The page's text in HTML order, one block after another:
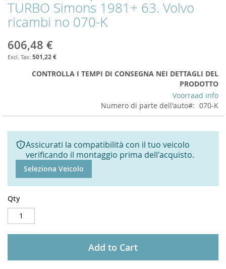
the
beginning
the
images
gallery
TURBO Simons 1981+ 63. Volvo
ricambi no 070-K
606,48 €
501,22 €
CONTROLLA I TEMPI DI CONSEGNA NEI DETTAGLI DEL
PRODOTTO
Voorraad info
Numero di parte dell'auto
070-K
Assicurati la compatibilità con il tuo veicolo
verificando il montaggio prima dell'acquisto.
Seleziona Veicolo
Qty
Add to Cart